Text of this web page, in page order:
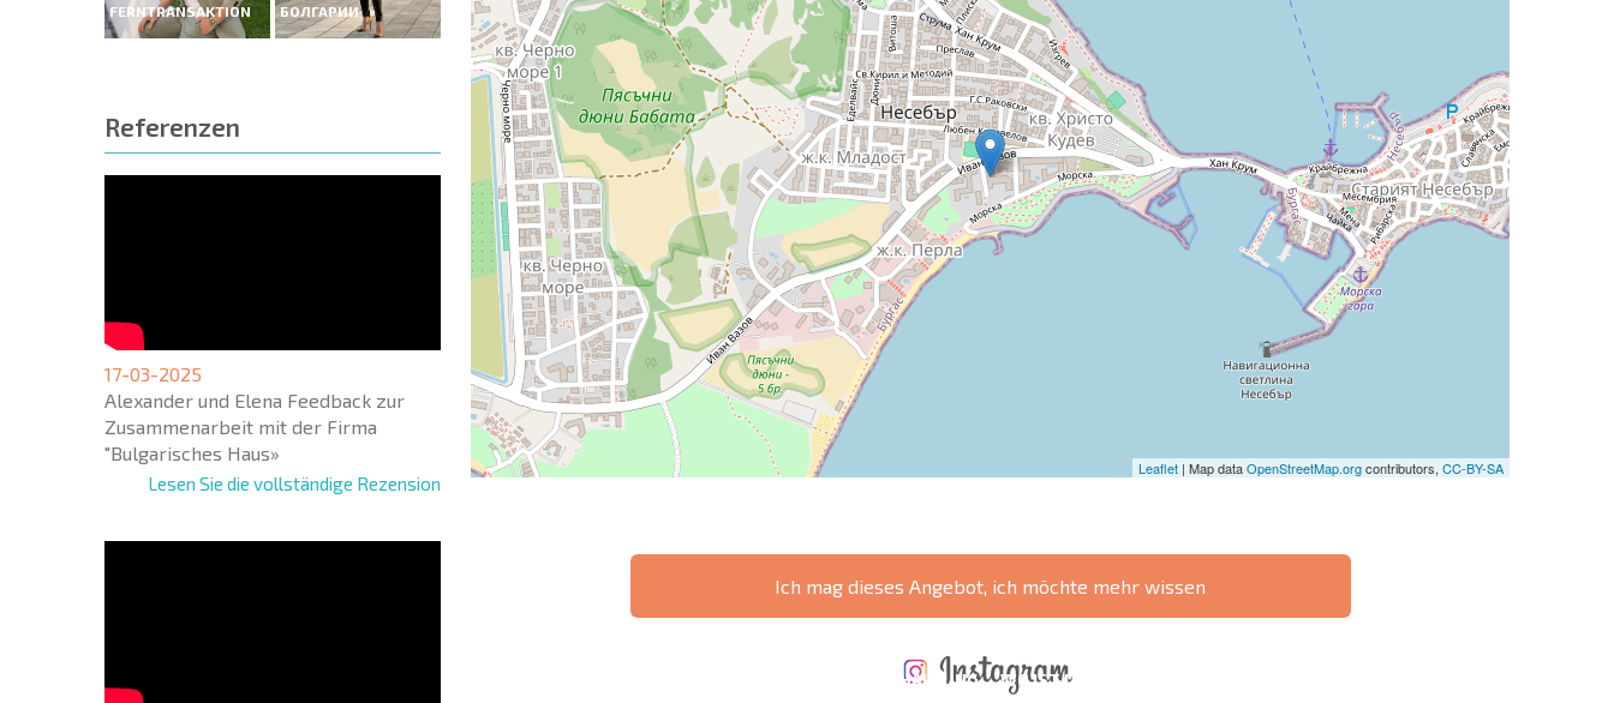
FERNTRANSAKTION
БОЛГАРИИ
Referenzen
17-03-2025
Alexander und Elena Feedback zur
Zusammenarbeit mit der Firma
"Bulgarisches Haus»
Lesen Sie die vollständige Rezension
Leaflet | Map dataOpenStreetMap.orgcontributors, CC-BY-SA
Ich mag dieses Angebot, ich möchte mehr wissen
INSTANDHALTUNG
WO IST DIE 6%-